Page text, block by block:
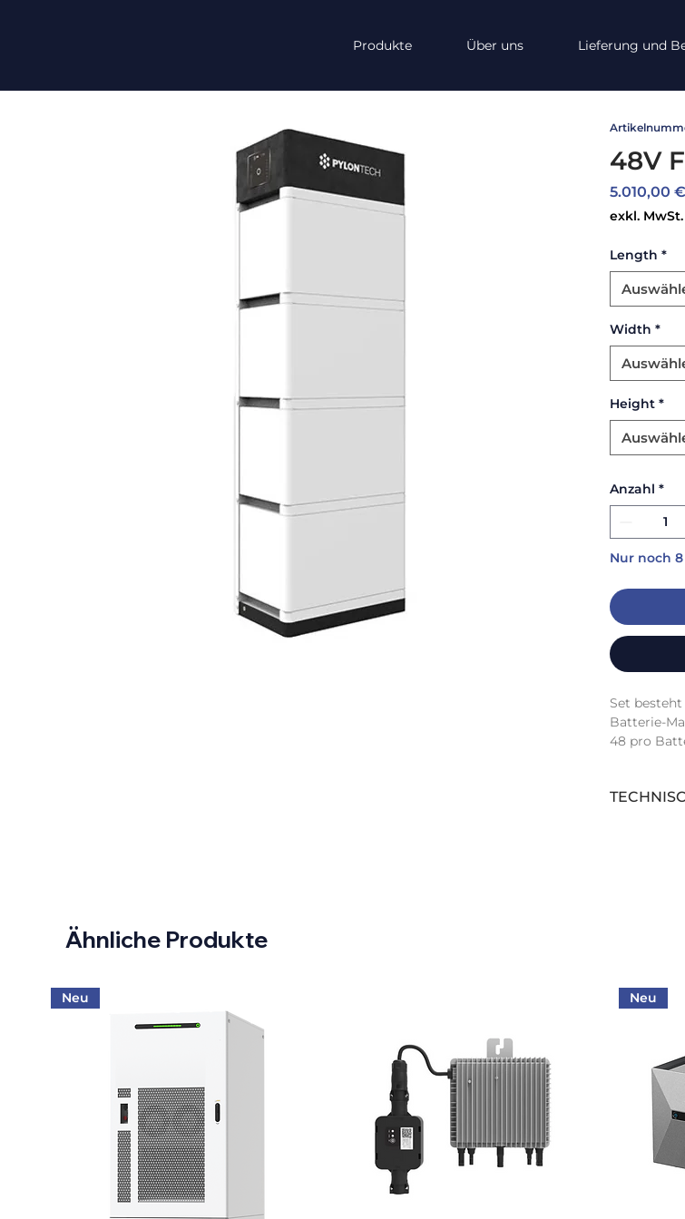
Produkte Über uns Lieferung und
Ähnliche Produkte
Neu Neu
48V
5.010,00 €
exkl. MwSt.
Length *
Width *
Height *
Anzahl *
Nur noch
Set besteht
Batterie-
48 pro